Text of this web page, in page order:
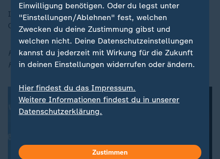
Insgesamt eine ernüchternde Jahresbilanz: Mit der
Chemie steht eine Schlüsselindustrie am Scheideweg.
Karl Hinterleitner ist Korrespondent im ZDF-
Hauptstadtstudio in Berlin.
Einwilligung benötigen. Oder du legst unter
"Einstellungen/Ablehnen" fest, welchen
Zwecken du deine Zustimmung gibst und
welchen nicht. Deine Datenschutzeinstellungen
kannst du jederzeit mit Wirkung für die Zukunft
in deinen Einstellungen widerrufen oder ändern.
Hier findest du das Impressum.
Weitere Informationen findest du in unserer
Datenschutzerklärung.
Zustimmen